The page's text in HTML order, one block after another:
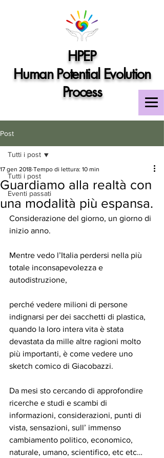
HPEP
Human Potential Evolution
Process
Post
Tutti i post
Eventi passati
Tutti i post
Guardiamo alla realtà con
una modalità più espansa.
17 gen 2018 Tempo di lettura: 10 min
Considerazione del giorno, un giorno di
inizio anno.
Mentre vedo l’Italia perdersi nella più
totale inconsapevolezza e
autodistruzione,
perché vedere milioni di persone
indignarsi per dei sacchetti di plastica,
quando la loro intera vita è stata
devastata da mille altre ragioni molto
più importanti, è come vedere uno
sketch comico di Giacobazzi.
Da mesi sto cercando di approfondire
ricerche e studi e scambi di
informazioni, considerazioni, punti di
vista, sensazioni, sull’ immenso
cambiamento politico, economico,
naturale, umano, scientifico, etc etc…